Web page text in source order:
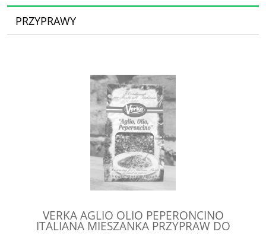
PRZYPRAWY
VERKA AGLIO OLIO PEPERONCINO
ITALIANA MIESZANKA PRZYPRAW DO